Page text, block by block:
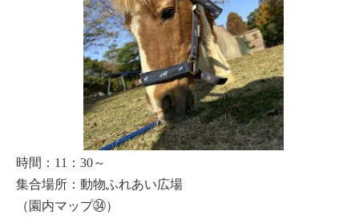
時間：11：30～
集合場所：動物ふれあい広場
（園内マップ㉞）